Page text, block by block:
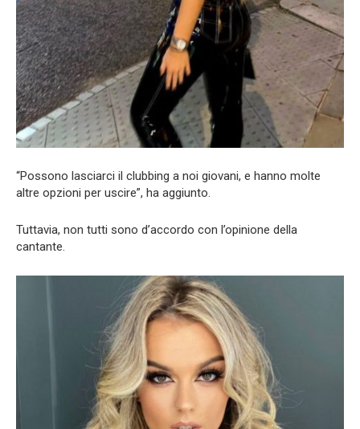
“Possono lasciarci il clubbing a noi giovani, e hanno molte
altre opzioni per uscire”, ha aggiunto.
Tuttavia, non tutti sono d’accordo con l’opinione della
cantante.